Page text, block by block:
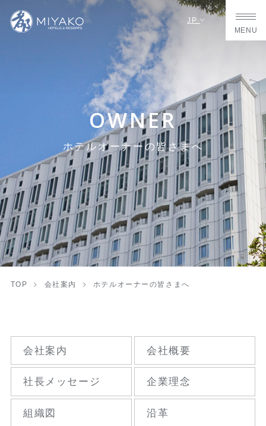
JP
MENU
OWNER
ホテルオーナーの皆さまへ
TOP 会社案内 ホテルオーナーの皆さまへ
会社案内 会社概要
社長メッセージ 企業理念
組織図 沿革